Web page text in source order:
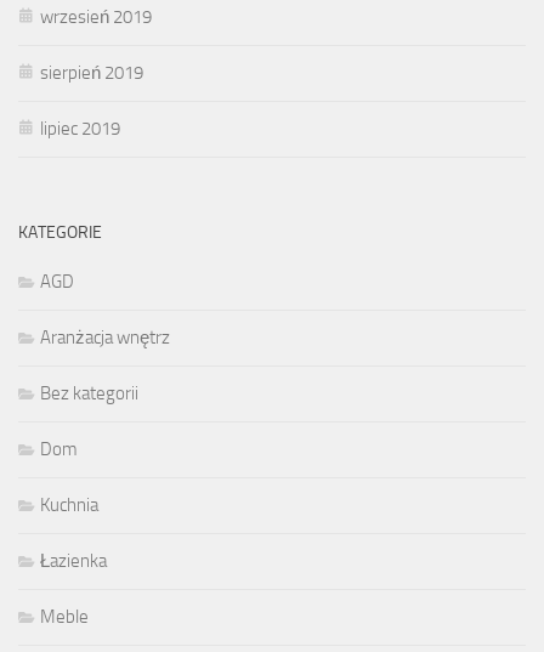
wrzesień 2019
sierpień 2019
lipiec 2019
KATEGORIE
AGD
Aranżacja wnętrz
Bez kategorii
Dom
Kuchnia
Łazienka
Meble